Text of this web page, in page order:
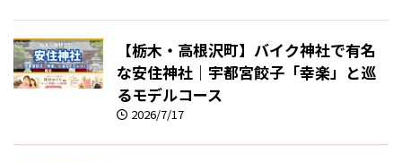
【栃木・高根沢町】バイク神社で有名
な安住神社｜宇都宮餃子「幸楽」と巡
るモデルコース
2026/7/17